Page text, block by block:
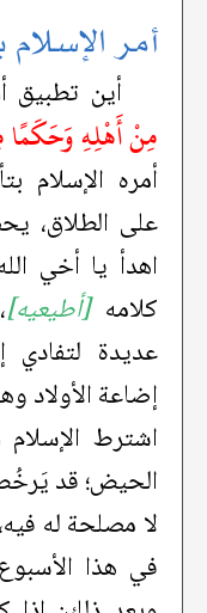
أمر
أين تطبيق
مِنْ أَهْلِهِ وَحَكَمًا
أمره الإسلام
على الطلاق،
اهدأ يا أخي
كلامه[أطيعيه]
عديدة لتفادي
إضاعة الأولاد
اشترط
الحيض؛ قد
لا مصلحة له
في هذا